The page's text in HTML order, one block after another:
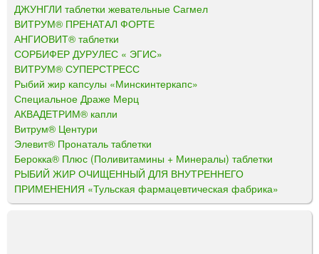
ДЖУНГЛИ таблетки жевательные Сагмел
ВИТРУМ® ПРЕНАТАЛ ФОРТЕ
АНГИОВИТ® таблетки
СОРБИФЕР ДУРУЛЕС « ЭГИС»
ВИТРУМ® СУПЕРСТРЕСС
Рыбий жир капсулы «Минскинтеркапс»
Специальное Драже Мерц
АКВАДЕТРИМ® капли
Витрум® Центури
Элевит® Пронаталь таблетки
Берокка® Плюс (Поливитамины + Минералы) таблетки
РЫБИЙ ЖИР ОЧИЩЕННЫЙ ДЛЯ ВНУТРЕННЕГО
ПРИМЕНЕНИЯ «Тульская фармацевтическая фабрика»